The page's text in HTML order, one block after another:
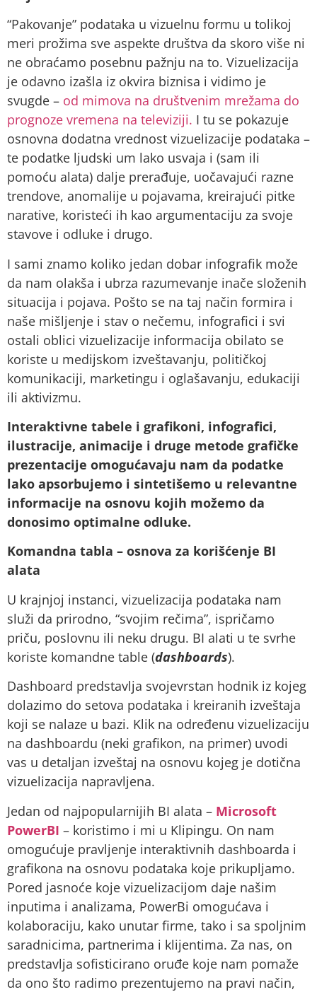
“Pakovanje” podataka u vizuelnu formu u tolikoj
meri prožima sve aspekte društva da skoro više ni
ne obraćamo posebnu pažnju na to. Vizuelizacija
je odavno izašla iz okvira biznisa i vidimo je
svugde – od mimova na društvenim mrežama do
prognoze vremena na televiziji. I tu se pokazuje
osnovna dodatna vrednost vizuelizacije podataka –
te podatke ljudski um lako usvaja i (sam ili
pomoću alata) dalje prerađuje, uočavajući razne
trendove, anomalije u pojavama, kreirajući pitke
narative, koristeći ih kao argumentaciju za svoje
stavove i odluke i drugo.
I sami znamo koliko jedan dobar infografik može
da nam olakša i ubrza razumevanje inače složenih
situacija i pojava. Pošto se na taj način formira i
naše mišljenje i stav o nečemu, infografici i svi
ostali oblici vizuelizacije informacija obilato se
koriste u medijskom izveštavanju, političkoj
komunikaciji, marketingu i oglašavanju, edukaciji
ili aktivizmu.
Interaktivne tabele i grafikoni, infografici,
ilustracije, animacije i druge metode grafičke
prezentacije omogućavaju nam da podatke
lako apsorbujemo i sintetišemo u relevantne
informacije na osnovu kojih možemo da
donosimo optimalne odluke.
Komandna tabla – osnova za korišćenje BI
alata
U krajnjoj instanci, vizuelizacija podataka nam
služi da prirodno, “svojim rečima”, ispričamo
priču, poslovnu ili neku drugu. BI alati u te svrhe
koriste komandne table (dashboards).
Dashboard predstavlja svojevrstan hodnik iz kojeg
dolazimo do setova podataka i kreiranih izveštaja
koji se nalaze u bazi. Klik na određenu vizuelizaciju
na dashboardu (neki grafikon, na primer) uvodi
vas u detaljan izveštaj na osnovu kojeg je dotična
vizuelizacija napravljena.
Jedan od najpopularnijih BI alata – Microsoft
PowerBI – koristimo i mi u Klipingu. On nam
omogućuje pravljenje interaktivnih dashboarda i
grafikona na osnovu podataka koje prikupljamo.
Pored jasnoće koje vizuelizacijom daje našim
inputima i analizama, PowerBi omogućava i
kolaboraciju, kako unutar firme, tako i sa spoljnim
saradnicima, partnerima i klijentima. Za nas, on
predstavlja sofisticirano oruđe koje nam pomaže
da ono što radimo prezentujemo na pravi način,